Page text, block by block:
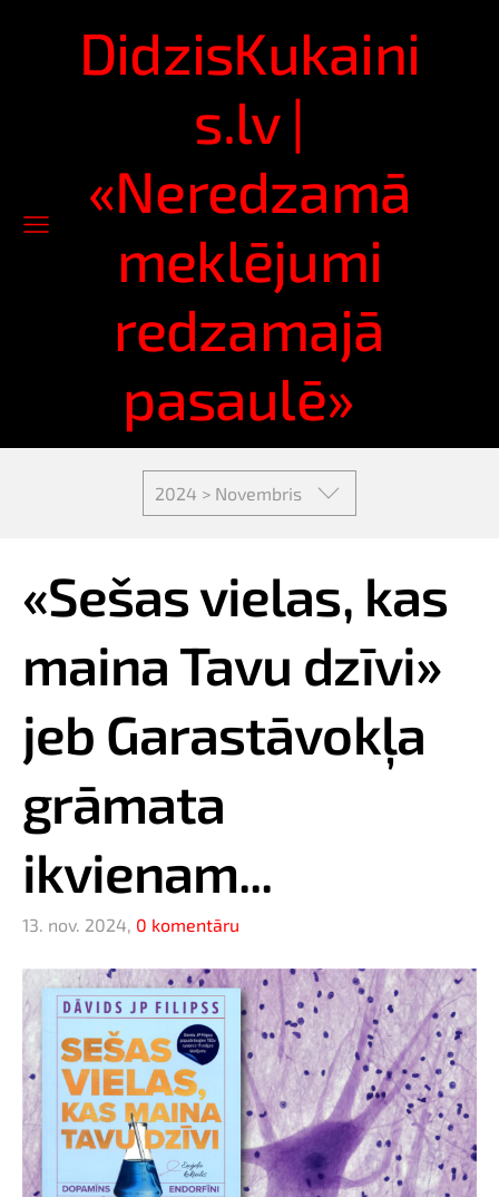
DidzisKukaini
s.lv |
«Neredzamā
meklējumi
redzamajā
pasaulē»
2024 > Novembris
«Sešas vielas, kas
maina Tavu dzīvi»
jeb Garastāvokļa
grāmata
ikvienam...
13. nov. 2024, 0 komentāru